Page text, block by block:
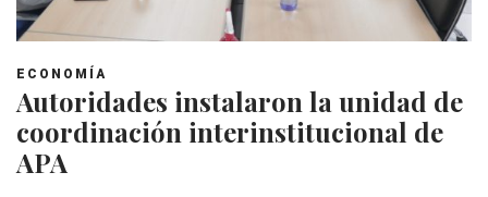
ECONOMÍA
Autoridades instalaron la unidad de
coordinación interinstitucional de
APA